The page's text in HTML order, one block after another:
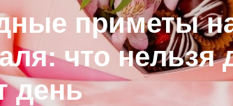
приметы
что нельзя
день